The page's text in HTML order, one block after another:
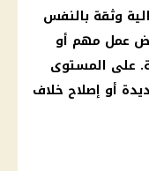
عالية وثقة بالنفس
عمل مهم أو
على المستوى
أو إصلاح خلاف